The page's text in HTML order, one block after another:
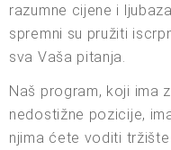
razumne cijene i
spremni su pružiti
sva Vaša pitanja.
Naš program, koji ima
nedostižne pozicije,
njima ćete voditi